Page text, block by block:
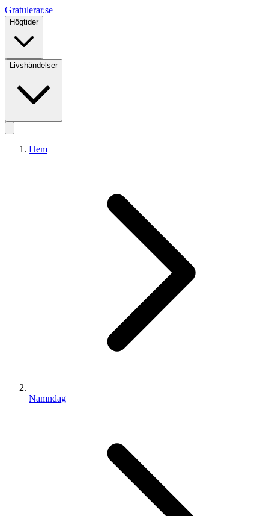
Gratulerar.se
Högtider
Livshändelser
Hem
Namndag